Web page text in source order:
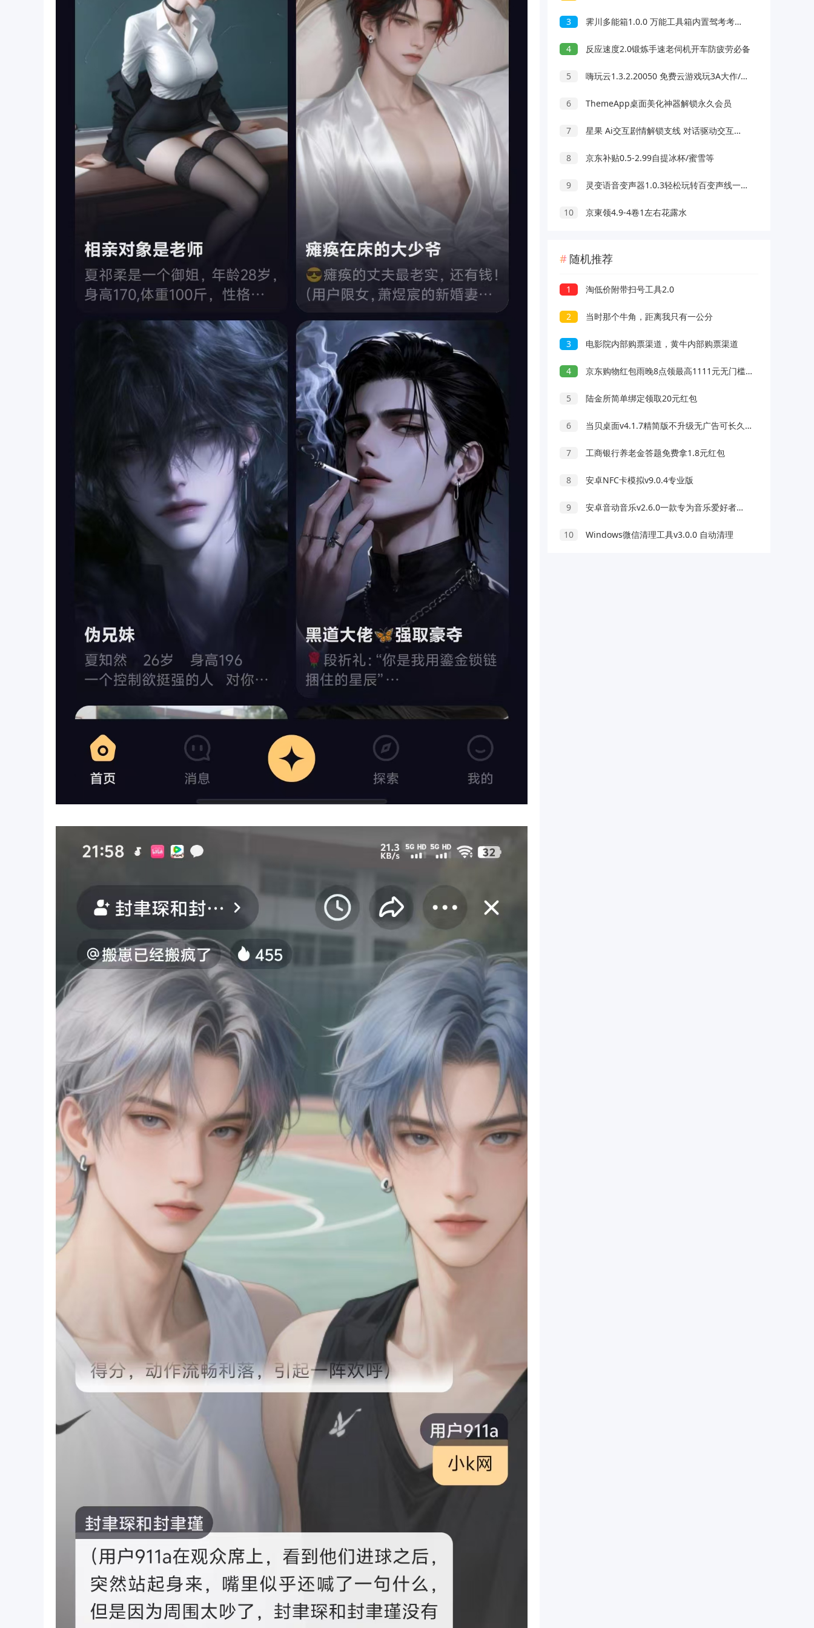
3 霁川多能箱1.0.0 万能工具箱内置驾考考题 去水印等功能
4 反应速度2.0锻炼手速老伺机开车防疲劳必备
5 嗨玩云1.3.2.20050 免费云游戏玩3A大作/热门游戏 无延迟免下载
6 ThemeApp桌面美化神器解锁永久会员
7 星果 Ai交互剧情解锁支线 对话驱动交互故事剧情
8 京东补贴0.5-2.99自提冰杯/蜜雪等
9 灵变语音变声器1.0.3轻松玩转百变声线一键变声
10 京東领4.9-4卷1左右花露水
随机推荐
1 淘低价附带扫号工具2.0
2 当时那个牛角，距离我只有一公分
3 电影院内部购票渠道，黄牛内部购票渠道
4 京东购物红包雨晚8点领最高1111元无门槛红包
5 陆金所简单绑定领取20元红包
6 当贝桌面v4.1.7精简版不升级无广告可长久使用
7 工商银行养老金答题免费拿1.8元红包
8 安卓NFC卡模拟v9.0.4专业版
9 安卓音动音乐v2.6.0一款专为音乐爱好者设计的移动应用
10 Windows微信清理工具v3.0.0 自动清理